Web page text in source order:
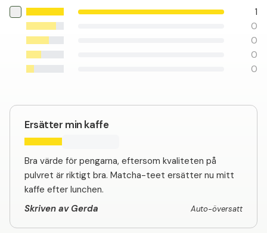
1
0
0
0
0
Ersätter min kaffe
Bra värde för pengarna, eftersom kvaliteten på
pulvret är riktigt bra. Matcha-teet ersätter nu mitt
kaffe efter lunchen.
Skriven av Gerda
Auto-översatt